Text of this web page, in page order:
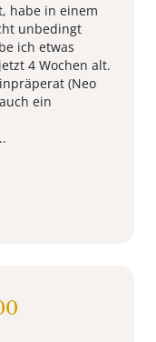
habe in einem
unbedingt
ich etwas
4 Wochen alt.
(Neo
ein